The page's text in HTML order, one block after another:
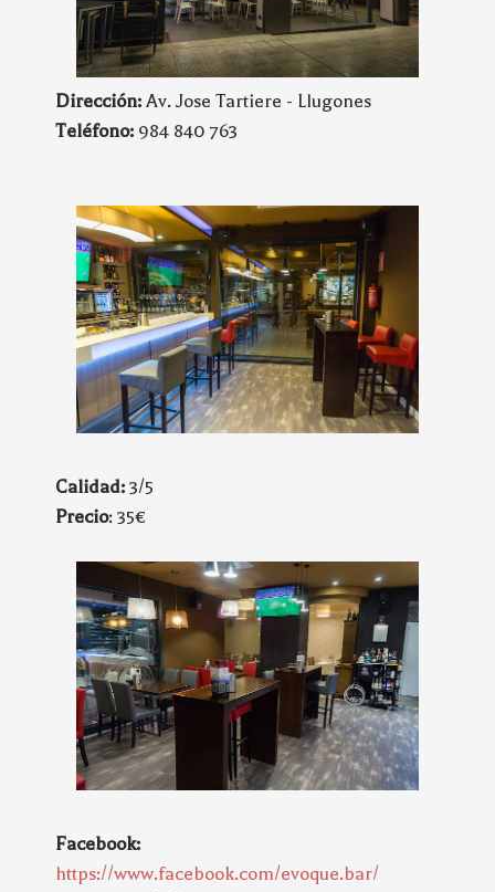
Dirección: Av. Jose Tartiere - Llugones
Teléfono: 984 840 763
Calidad: 3/5
Precio: 35€
Facebook:
https://www.facebook.com/evoque.bar/